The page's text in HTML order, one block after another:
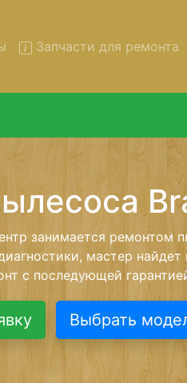
Запчасти для ремонта
Brayer с
в сервисный центр и
заберет Ваш пылесос
стоимость ремонта
видеотехники обратно.
Выбрать